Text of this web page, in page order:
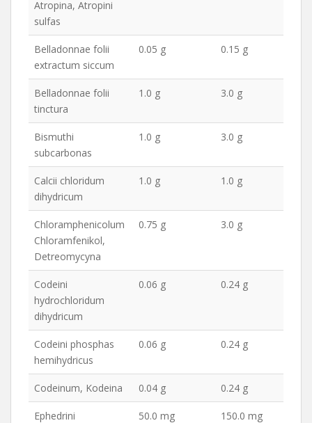
Atropina, Atropini
sulfas
Belladonnae folii
extractum siccum
0.05 g 0.15 g
Belladonnae folii
tinctura
1.0 g 3.0 g
Bismuthi
subcarbonas
1.0 g 3.0 g
Calcii chloridum
dihydricum
1.0 g 1.0 g
Chloramphenicolum
Chloramfenikol,
Detreomycyna
0.75 g 3.0 g
Codeini
hydrochloridum
dihydricum
0.06 g 0.24 g
Codeini phosphas
hemihydricus
0.06 g 0.24 g
Codeinum, Kodeina 0.04 g 0.24 g
Ephedrini
50.0 mg 150.0 mg